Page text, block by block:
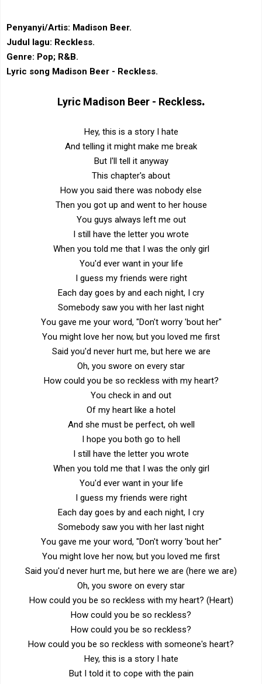
Penyanyi/Artis: Madison Beer.
Judul lagu: Reckless.
Genre: Pop; R&B‎.
Lyric song Madison Beer - Reckless.
Lyric Madison Beer - Reckless.
Hey, this is a story I hate
And telling it might make me break
But I'll tell it anyway
This chapter's about
How you said there was nobody else
Then you got up and went to her house
You guys always left me out
I still have the letter you wrote
When you told me that I was the only girl
You'd ever want in your life
I guess my friends were right
Each day goes by and each night, I cry
Somebody saw you with her last night
You gave me your word, "Don't worry 'bout her"
You might love her now, but you loved me first
Said you'd never hurt me, but here we are
Oh, you swore on every star
How could you be so reckless with my heart?
You check in and out
Of my heart like a hotel
And she must be perfect, oh well
I hope you both go to hell
I still have the letter you wrote
When you told me that I was the only girl
You'd ever want in your life
I guess my friends were right
Each day goes by and each night, I cry
Somebody saw you with her last night
You gave me your word, "Don't worry 'bout her"
You might love her now, but you loved me first
Said you'd never hurt me, but here we are (here we are)
Oh, you swore on every star
How could you be so reckless with my heart? (Heart)
How could you be so reckless?
How could you be so reckless?
How could you be so reckless with someone's heart?
Hey, this is a story I hate
But I told it to cope with the pain